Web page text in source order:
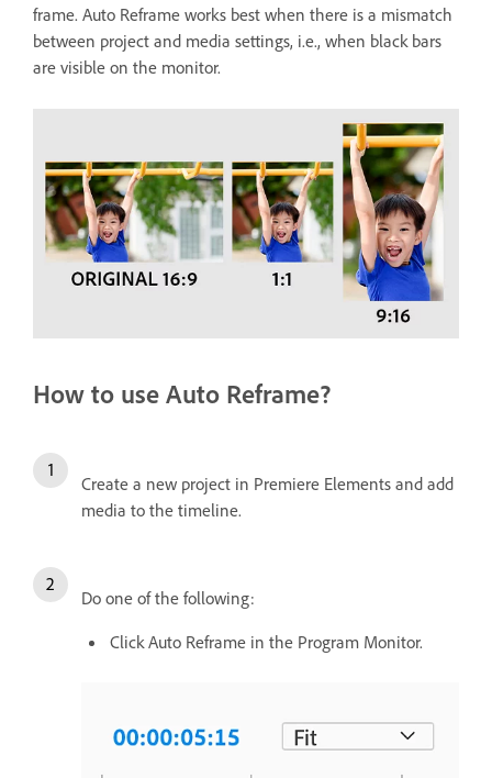
frame. Auto Reframe works best when there is a mismatch
between project and media settings, i.e., when black bars
are visible on the monitor.
How to use Auto Reframe?
Create a new project in Premiere Elements and add
media to the timeline.
Do one of the following:
Click Auto Reframe in the Program Monitor.